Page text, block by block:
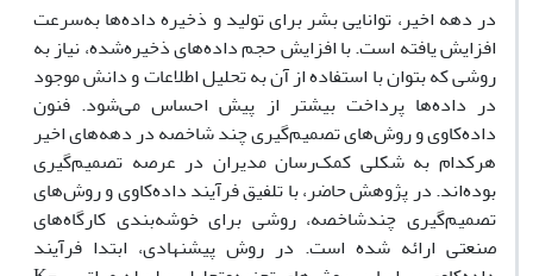
در دهه اخیر، توانایی بشر برای تولید و ذخیره داده‌ها به‌سرعت
افزایش یافته است. با افزایش حجم داده‌های ذخیره‌شده، نیاز به
روشی که بتوان با استفاده از آن به تحلیل اطلاعات و دانش موجود
در داده‌ها پرداخت بیشتر از پیش احساس می‌شود. فنون
داده‌کاوی و روش‌های تصمیم‌گیری چند شاخصه در دهه‌های اخیر
هرکدام به شکلی کمک‌رسان مدیران در عرصه تصمیم‌گیری
بوده‌اند. در پژوهش حاضر، با تلفیق فرآیند داده‌کاوی و روش‌های
تصمیم‌گیری چند‌شاخصه، روشی برای خوشه‌بندی کارگاه‌های
صنعتی ارائه شده است. در روش پیشنهادی، ابتدا فرآیند